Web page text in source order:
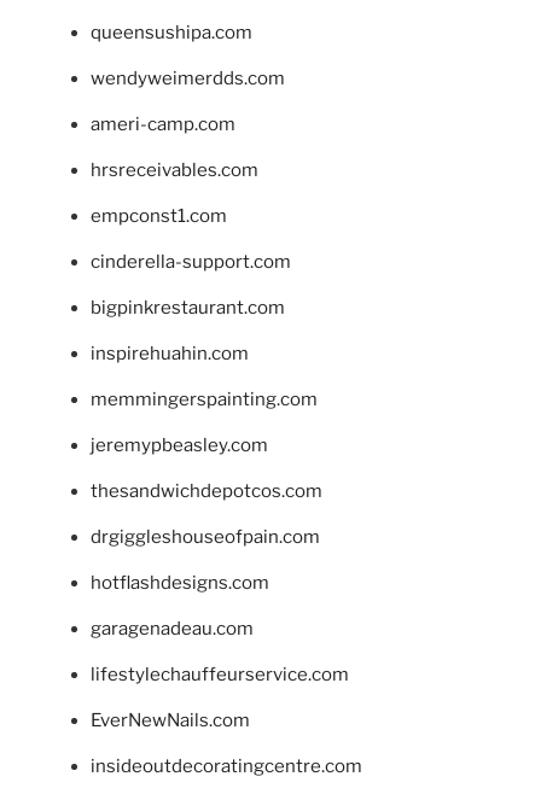
queensushipa.com
wendyweimerdds.com
ameri-camp.com
hrsreceivables.com
empconst1.com
cinderella-support.com
bigpinkrestaurant.com
inspirehuahin.com
memmingerspainting.com
jeremypbeasley.com
thesandwichdepotcos.com
drgiggleshouseofpain.com
hotflashdesigns.com
garagenadeau.com
lifestylechauffeurservice.com
EverNewNails.com
insideoutdecoratingcentre.com